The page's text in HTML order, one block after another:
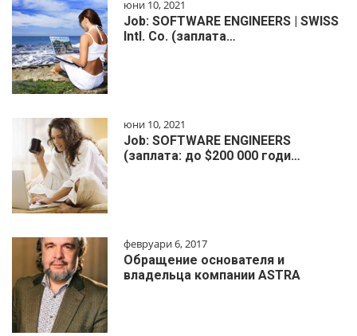
юни 10, 2021
Job: SOFTWARE ENGINEERS | SWISS
Intl. Co. (заплата…
юни 10, 2021
Job: SOFTWARE ENGINEERS
(заплата: до $200 000 годи…
февруари 6, 2017
Обращение основателя и
владельца компании ASTRA